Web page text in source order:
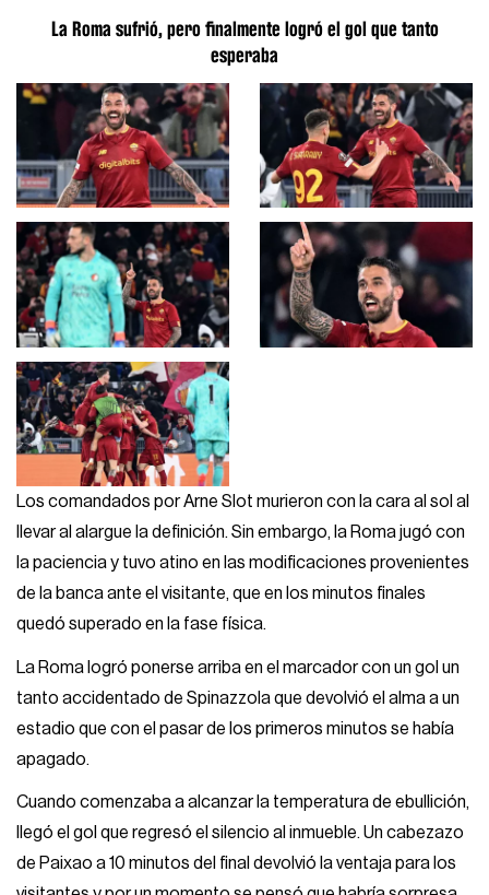
La Roma sufrió, pero finalmente logró el gol que tanto
esperaba
Los comandados por Arne Slot murieron con la cara al sol al
llevar al alargue la definición. Sin embargo, la Roma jugó con
la paciencia y tuvo atino en las modificaciones provenientes
de la banca ante el visitante, que en los minutos finales
quedó superado en la fase física.
La Roma logró ponerse arriba en el marcador con un gol un
tanto accidentado de Spinazzola que devolvió el alma a un
estadio que con el pasar de los primeros minutos se había
apagado.
Cuando comenzaba a alcanzar la temperatura de ebullición,
llegó el gol que regresó el silencio al inmueble. Un cabezazo
de Paixao a 10 minutos del final devolvió la ventaja para los